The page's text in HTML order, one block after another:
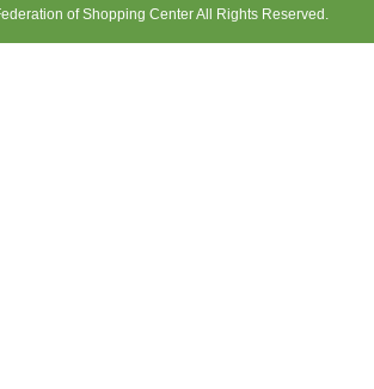
of Shopping Center All Rights Reserved.